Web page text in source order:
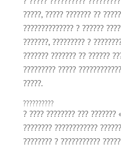
?????, ????? ??????? ??
?????????????? ? ??????
???????, ????????? ?
??????? ??????? ?? ??????
????????? ?????
?????.
??????????
? ???? ???????? ???
???????? ????????????
???????? ? ???????????